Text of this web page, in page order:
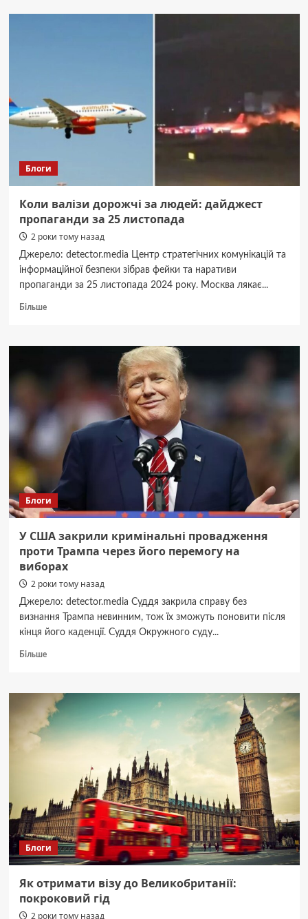
українські
and
the
World
Блоги
Коли валізи дорожчі за людей: дайджест
пропаганди за 25 листопада
2 роки тому назад
Джерело: detector.media Центр стратегічних комунікацій та
інформаційної безпеки зібрав фейки та наративи
пропаганди за 25 листопада 2024 року. Москва лякає...
БільшеДокладніше
валізи
пропаганди
листопада
Блоги
У США закрили кримінальні провадження
проти Трампа через його перемогу на
виборах
2 роки тому назад
Джерело: detector.media Суддя закрила справу без
визнання Трампа невинним, тож їх зможуть поновити після
кінця його каденції. Суддя Окружного суду...
БільшеДокладніше
США
закрили
кримінальні
провадження
перемогу
на
виборах
Блоги
Як отримати візу до Великобританії:
покроковий гід
2 роки тому назад